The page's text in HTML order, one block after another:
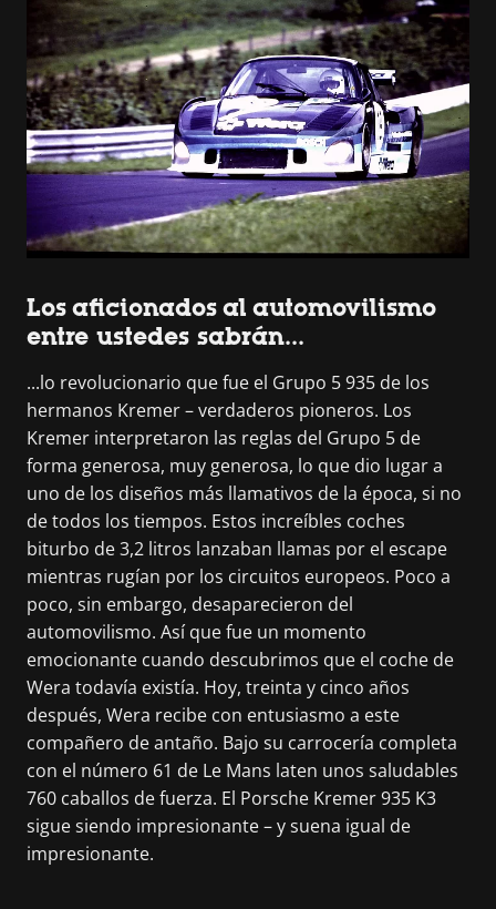
Los aficionados al automovilismo
entre ustedes sabrán...
...lo revolucionario que fue el Grupo 5 935 de los
hermanos Kremer – verdaderos pioneros. Los
Kremer interpretaron las reglas del Grupo 5 de
forma generosa, muy generosa, lo que dio lugar a
uno de los diseños más llamativos de la época, si no
de todos los tiempos. Estos increíbles coches
biturbo de 3,2 litros lanzaban llamas por el escape
mientras rugían por los circuitos europeos. Poco a
poco, sin embargo, desaparecieron del
automovilismo. Así que fue un momento
emocionante cuando descubrimos que el coche de
Wera todavía existía. Hoy, treinta y cinco años
después, Wera recibe con entusiasmo a este
compañero de antaño. Bajo su carrocería completa
con el número 61 de Le Mans laten unos saludables
760 caballos de fuerza. El Porsche Kremer 935 K3
sigue siendo impresionante – y suena igual de
impresionante.